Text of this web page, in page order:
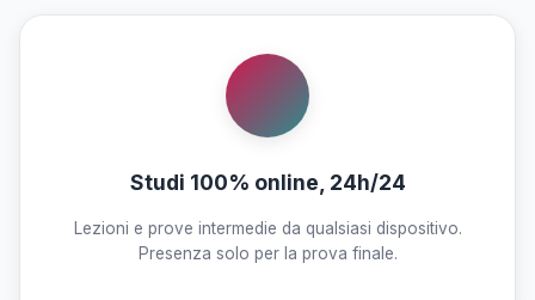
Studi 100% online, 24h/24
Lezioni e prove intermedie da qualsiasi dispositivo.
Presenza solo per la prova finale.